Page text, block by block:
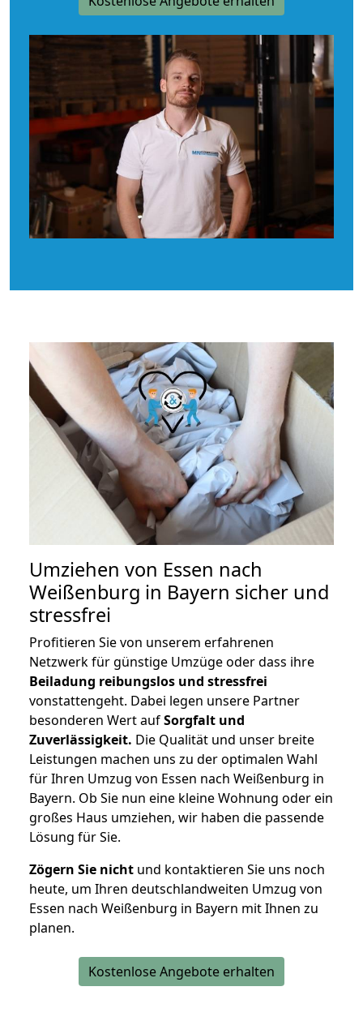
Umziehen von Essen nach
Weißenburg in Bayern sicher und
stressfrei
Profitieren Sie von unserem erfahrenen
Netzwerk für günstige Umzüge oder dass ihre
Beiladung reibungslos und stressfrei
vonstattengeht. Dabei legen unsere Partner
besonderen Wert aufSorgfalt und
Zuverlässigkeit. Die Qualität und unser breite
Leistungen machen uns zu der optimalen Wahl
für Ihren Umzug von Essen nach Weißenburg in
Bayern. Ob Sie nun eine kleine Wohnung oder ein
großes Haus umziehen, wir haben die passende
Lösung für Sie.
Zögern Sie nicht und kontaktieren Sie uns noch
heute, um Ihren deutschlandweiten Umzug von
Essen nach Weißenburg in Bayern mit Ihnen zu
planen.
Kostenlose Angebote erhalten